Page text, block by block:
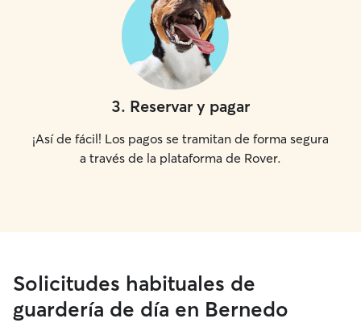
3. Reservar y pagar
¡Así de fácil! Los pagos se tramitan de forma segura
a través de la plataforma de Rover.
Solicitudes habituales de
guardería de día en Bernedo